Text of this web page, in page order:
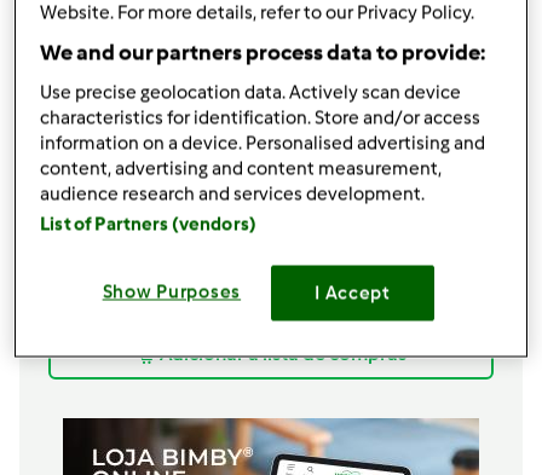
Ingredientes
Biscoitos de laranja e erva doce
500gramafarinha de trigo
200gramaaçúcar amarelo
180gramamanteiga,temperatura ambiente
2unidadesovos médios
colher de cháerva-doce
Adicionar à lista de compras
Website. For more details, refer to our Privacy Policy.
We and our partners process data to provide:
Use precise geolocation data. Actively scan device
characteristics for identification. Store and/or access
information on a device. Personalised advertising and
content, advertising and content measurement,
audience research and services development.
List of Partners (vendors)
Show Purposes I Accept